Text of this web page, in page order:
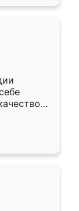
почти